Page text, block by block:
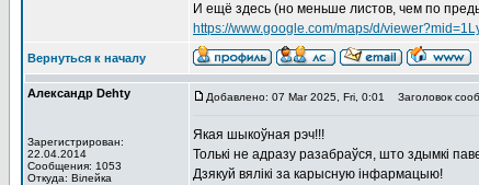
И ещё здесь (но меньше листов, чем по
https://www.google.com/maps/d/
Вернуться к началу
Александр Dehty
Зарегистрирован:
22.04.2014
Сообщения: 1053
Откуда: Вiлейка
Добавлено: 07 Mar 2025, Fri, 0:01 Заголовок
Якая шыкоўная рэч!!!
Толькі не адразу разабраўся, што здымкі
Дзякуй вялікі за карысную інфармацыю!